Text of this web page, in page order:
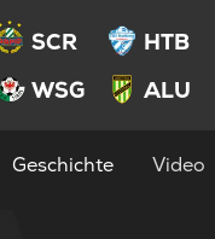
SCR
HTB
WSG ALU
Geschichte Video